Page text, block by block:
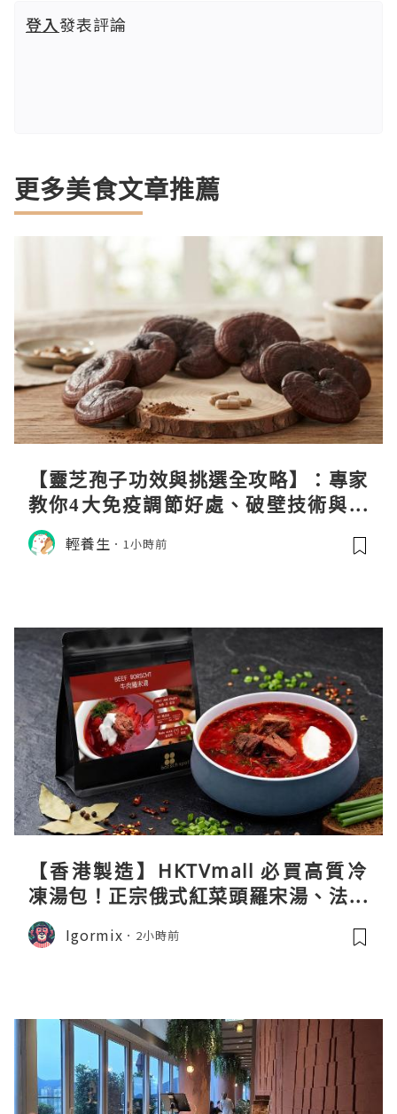
登入發表評論
更多美食文章推薦
【靈芝孢子功效與挑選全攻略】：專家
教你4大免疫調節好處、破壁技術與挑
選秘訣
輕養生 1小時前
【香港製造】HKTVmall 必買高質冷
凍湯包！正宗俄式紅菜頭羅宋湯、法式
龍蝦濃湯與生酮膠原蛋白骨頭湯全攻略
Igormix 2小時前